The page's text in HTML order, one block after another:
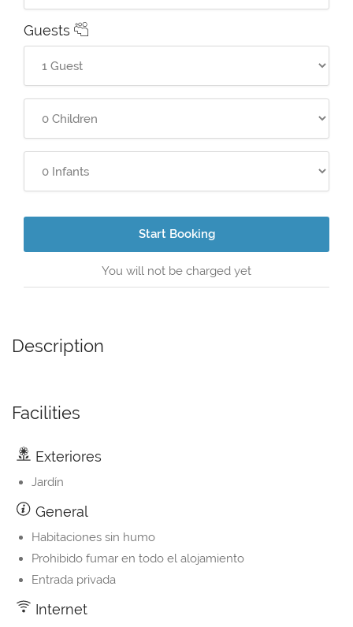
Guests
Start Booking
You will not be charged yet
Description
Facilities
Exteriores
Jardín
General
Habitaciones sin humo
Prohibido fumar en todo el alojamiento
Entrada privada
Internet